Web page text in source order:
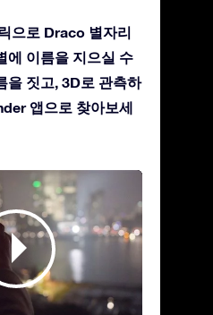
으로 Draco 별자리
에 이름을 지으실 수
을 짓고, 3D로 관측하
앱으로 찾아보세